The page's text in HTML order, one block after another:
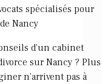
spécialisés pour
Nancy
d'un cabinet
sur Nancy ? Plus
n'arrivent pas à